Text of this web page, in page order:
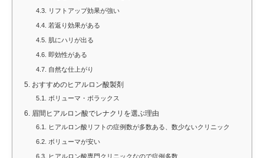
4.3. リフトアップ効果が強い
4.4. 若返り効果がある
4.5. 肌にハリが出る
4.6. 即効性がある
4.7. 自然な仕上がり
5. おすすめのヒアルロン酸製剤
5.1. ボリューマ・ボラックス
6. 眉間ヒアルロン酸でレナクリを選ぶ理由
6.1. ヒアルロン酸リフトの症例数が多数ある、数少ないクリニック
6.2. ボリューマが安い
6.3. ヒアルロン酸専門クリニックなので症例多数